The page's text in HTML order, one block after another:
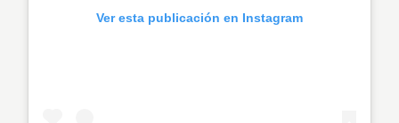
Ver esta publicación en Instagram